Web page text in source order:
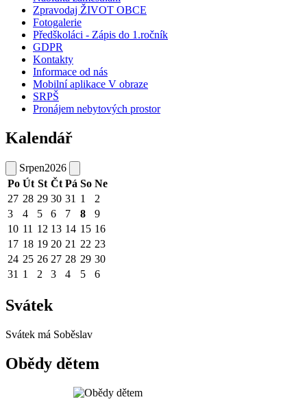
Zpravodaj ŽIVOT OBCE
Fotogalerie
Předškoláci - Zápis do 1.ročník
GDPR
Kontakty
Informace od nás
Mobilní aplikace V obraze
SRPŠ
Pronájem nebytových prostor
Kalendář
Srpen2026
Po Út St Čt Pá So Ne
27 28 29 30 31 1
2
3
4 5 6 7 8
9
10 11 12 13 14 15 16
17 18 19 20 21 22 23
24 25 26 27 28 29 30
31 1 2 3 4 5 6
Svátek
Svátek má Soběslav
Obědy dětem